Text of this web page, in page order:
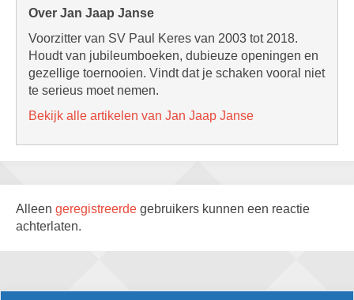
Over Jan Jaap Janse
Voorzitter van SV Paul Keres van 2003 tot 2018.
Houdt van jubileumboeken, dubieuze openingen en
gezellige toernooien. Vindt dat je schaken vooral niet
te serieus moet nemen.
Bekijk alle artikelen van Jan Jaap Janse
Alleen geregistreerde gebruikers kunnen een reactie
achterlaten.